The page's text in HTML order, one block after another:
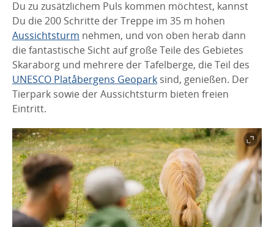
Du zu zusätzlichem Puls kommen möchtest, kannst
Du die 200 Schritte der Treppe im 35 m hohen
Aussichtsturm nehmen, und von oben herab dann
die fantastische Sicht auf große Teile des Gebietes
Skaraborg und mehrere der Tafelberge, die Teil des
UNESCO Platåbergens Geopark sind, genießen. Der
Tierpark sowie der Aussichtsturm bieten freien
Eintritt.